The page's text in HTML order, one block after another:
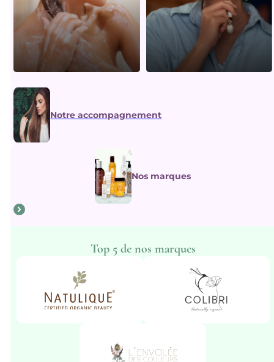
Notre accompagnement
Nos marques
Top 5 de nos marques